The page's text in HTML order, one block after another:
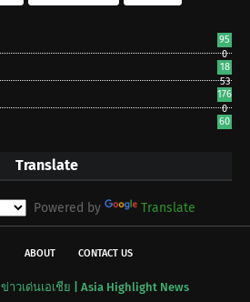
95
0
18
53
176
0
60
Translate
Powered by Translate
ABOUT CONTACT US
ข่าวเด่นเอเชีย | Asia Highlight News